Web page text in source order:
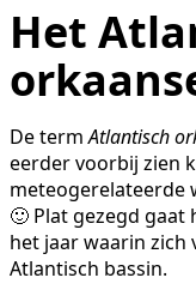
Het
De termAtlantisch
eerder voorbij zien
meteogerelateerde
🙂 Plat gezegd
het jaar waarin zich
Atlantisch bassin.